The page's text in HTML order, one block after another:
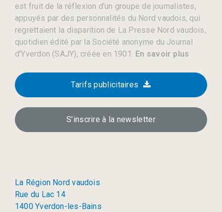
est fruit de la réflexion d’un groupe de journalistes,
appuyés par des personnalités du Nord vaudois, qui
regrettaient la disparition de La Presse Nord vaudois,
quotidien édité par la Société anonyme du Journal
d’Yverdon (SAJY), créée en 1901. En savoir plus
Tarifs publicitaires
S’inscrire à la newsletter
La Région Nord vaudois
Rue du Lac 14
1400 Yverdon-les-Bains